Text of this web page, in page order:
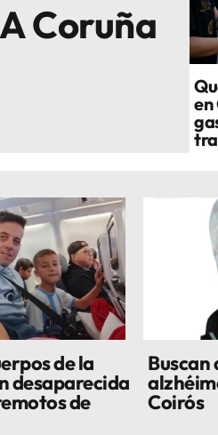
Coruña
en
de la
desaparecida
de
Buscan
Coirós